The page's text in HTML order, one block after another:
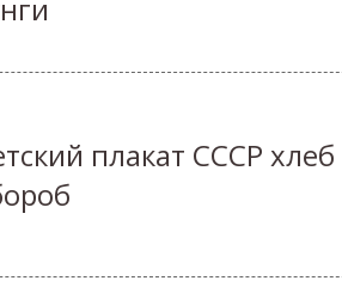
плакат СССР хлеб